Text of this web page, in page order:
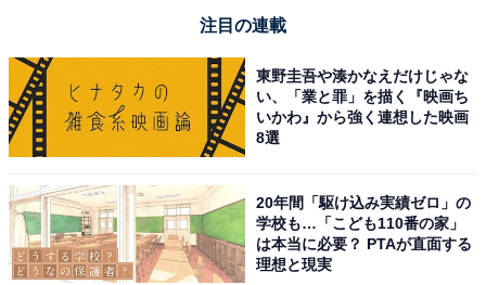
回答コメントでは「単なるアクションに頼らず、仮想現
実というルールの中で、緻密に練られたトリックが展開
されててドキドキする」（40代女性／大阪府）、「面白
かった。子どもの頃何回も見た」（30代女性／愛知
県）、「ロンドンの描写が好きなのと、シャーロックホ
ームズが出てくるから」（30代女性／広島県）などの声
が集まりました。
注目の連載
東野圭吾や湊かなえだけじゃな
い、「業と罪」を描く『映画ち
いかわ』から強く連想した映画
8選
20年間「駆け込み実績ゼロ」の
学校も…「こども110番の家」
は本当に必要？ PTAが直面する
理想と現実